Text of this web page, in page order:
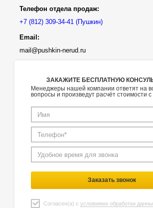
Телефон отдела продаж:
(Пушкин)
Email:
mail@pushkin-nerud.ru
ЗАКАЖИТЕ БЕСПЛАТНУЮ
Менеджеры нашей компании ответят на
вопросы и произведут расчёт стоимости с
Заказать звонок
Согласен(а) с условиями обработки